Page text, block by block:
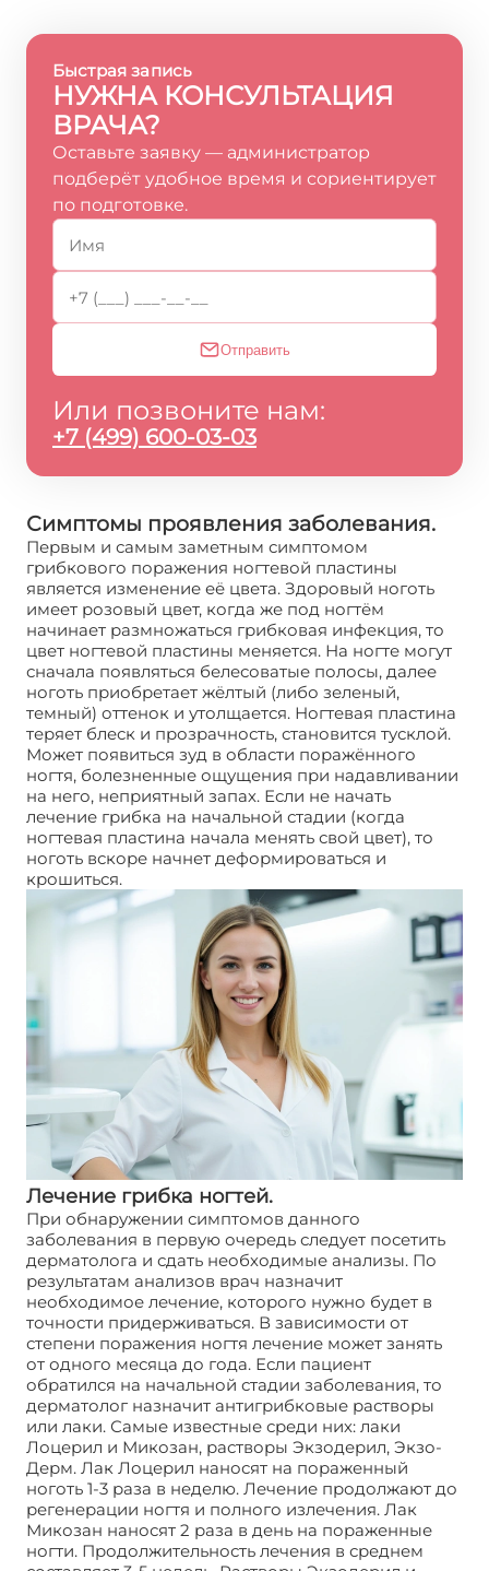
Быстрая запись
НУЖНА КОНСУЛЬТАЦИЯ
ВРАЧА?
Оставьте заявку — администратор
подберёт удобное время и сориентирует
по подготовке.
Отправить
Или позвоните нам:
+7 (499) 600-03-03
Симптомы проявления заболевания.
Первым и самым заметным симптомом
грибкового поражения ногтевой пластины
является изменение её цвета. Здоровый ноготь
имеет розовый цвет, когда же под ногтём
начинает размножаться грибковая инфекция, то
цвет ногтевой пластины меняется. На ногте могут
сначала появляться белесоватые полосы, далее
ноготь приобретает жёлтый (либо зеленый,
темный) оттенок и утолщается. Ногтевая пластина
теряет блеск и прозрачность, становится тусклой.
Может появиться зуд в области поражённого
ногтя, болезненные ощущения при надавливании
на него, неприятный запах. Если не начать
лечение грибка на начальной стадии (когда
ногтевая пластина начала менять свой цвет), то
ноготь вскоре начнет деформироваться и
крошиться.
Лечение грибка ногтей.
При обнаружении симптомов данного
заболевания в первую очередь следует посетить
дерматолога и сдать необходимые анализы. По
результатам анализов врач назначит
необходимое лечение, которого нужно будет в
точности придерживаться. В зависимости от
степени поражения ногтя лечение может занять
от одного месяца до года. Если пациент
обратился на начальной стадии заболевания, то
дерматолог назначит антигрибковые растворы
или лаки. Самые известные среди них: лаки
Лоцерил и Микозан, растворы Экзодерил, Экзо-
Дерм. Лак Лоцерил наносят на пораженный
ноготь 1-3 раза в неделю. Лечение продолжают до
регенерации ногтя и полного излечения. Лак
Микозан наносят 2 раза в день на пораженные
ногти. Продолжительность лечения в среднем